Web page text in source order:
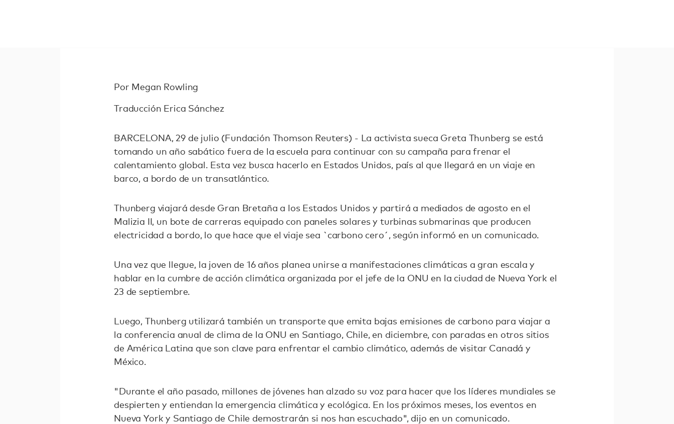
Por Megan Rowling
Traducción Erica Sánchez
BARCELONA, 29 de julio (Fundación Thomson Reuters) - La activista sueca Greta Thunberg se está
tomando un año sabático fuera de la escuela para continuar con su campaña para frenar el
calentamiento global. Esta vez busca hacerlo en Estados Unidos, país al que llegará en un viaje en
barco, a bordo de un transatlántico.
Thunberg viajará desde Gran Bretaña a los Estados Unidos y partirá a mediados de agosto en el
Malizia II, un bote de carreras equipado con paneles solares y turbinas submarinas que producen
electricidad a bordo, lo que hace que el viaje sea `carbono cero´, según informó en un comunicado.
Una vez que llegue, la joven de 16 años planea unirse a manifestaciones climáticas a gran escala y
hablar en la cumbre de acción climática organizada por el jefe de la ONU en la ciudad de Nueva York el
23 de septiembre.
Luego, Thunberg utilizará también un transporte que emita bajas emisiones de carbono para viajar a
la conferencia anual de clima de la ONU en Santiago, Chile, en diciembre, con paradas en otros sitios
de América Latina que son clave para enfrentar el cambio climático, además de visitar Canadá y
México.
"Durante el año pasado, millones de jóvenes han alzado su voz para hacer que los líderes mundiales se
despierten y entiendan la emergencia climática y ecológica. En los próximos meses, los eventos en
Nueva York y Santiago de Chile demostrarán si nos han escuchado", dijo en un comunicado.